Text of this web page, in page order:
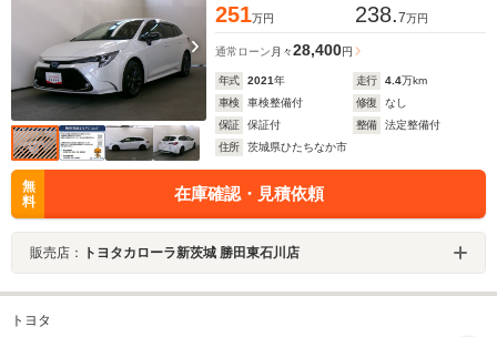
251万円 238.7万円
通常ローン 月々28,400円
年式 2021年 走行 4.4万km
車検
車検整備付 修復
なし
保証
保証付 整備
法定整備付
住所
茨城県ひたちなか市
無
料
在庫確認・見積依頼
販売店： トヨタカローラ新茨城 勝田東石川店
トヨタ